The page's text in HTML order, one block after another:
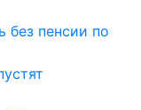
без пенсии по